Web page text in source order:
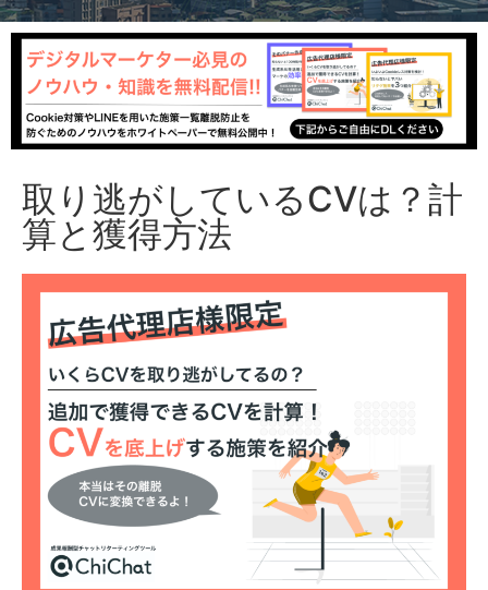
取り逃がしているCVは？計
算と獲得方法